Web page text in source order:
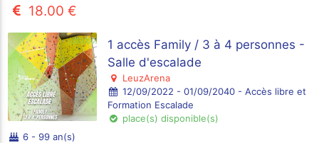
18.00 €
1 accès Family / 3 à 4 personnes -
Salle d'escalade
LeuzArena
12/09/2022 - 01/09/2040 - Accès libre et
Formation Escalade
place(s) disponible(s)
6 - 99 an(s)